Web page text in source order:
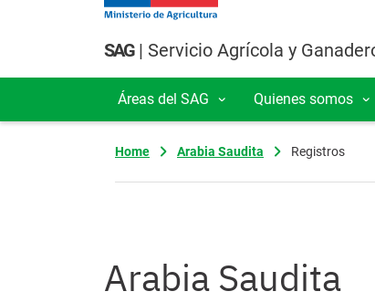
Pasar al contenido principal
SAG| Servicio Agrícola y
Navegación
Áreas del SAG Quienes somos
Home Arabia Saudita Registros
Arabia Saudita